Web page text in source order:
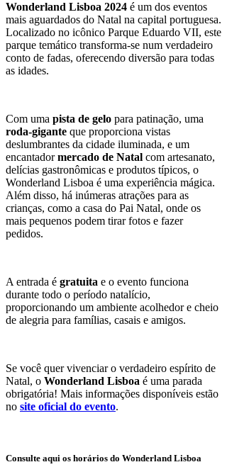
Wonderland Lisboa 2024 é um dos eventos
mais aguardados do Natal na capital portuguesa.
Localizado no icônico Parque Eduardo VII, este
parque temático transforma-se num verdadeiro
conto de fadas, oferecendo diversão para todas
as idades.
Com uma pista de gelo para patinação, uma
roda-gigante que proporciona vistas
deslumbrantes da cidade iluminada, e um
encantadormercado de Natal com artesanato,
delícias gastronômicas e produtos típicos, o
Wonderland Lisboa é uma experiência mágica.
Além disso, há inúmeras atrações para as
crianças, como a casa do Pai Natal, onde os
mais pequenos podem tirar fotos e fazer
pedidos.
A entrada é gratuita e o evento funciona
durante todo o período natalício,
proporcionando um ambiente acolhedor e cheio
de alegria para famílias, casais e amigos.
Se você quer vivenciar o verdadeiro espírito de
Natal, o Wonderland Lisboa é uma parada
obrigatória! Mais informações disponíveis estão
no site oficial do evento.
Consulte aqui os horários do Wonderland Lisboa